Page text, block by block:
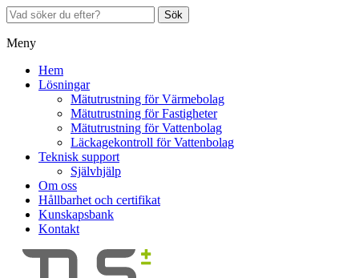
Sök
Meny
Hem
Lösningar
Mätutrustning för Värmebolag
Mätutrustning för Fastigheter
Mätutrustning för Vattenbolag
Läckagekontroll för Vattenbolag
Teknisk support
Självhjälp
Om oss
Hållbarhet och certifikat
Kunskapsbank
Kontakt